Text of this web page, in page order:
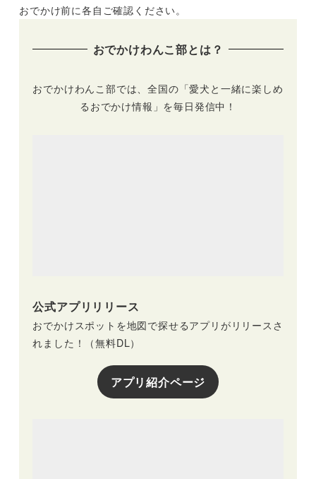
おでかけ前に各自ご確認ください。
おでかけわんこ部とは？
おでかけわんこ部では、全国の「愛犬と一緒に楽しめ
るおでかけ情報」を毎日発信中！
公式アプリリリース
おでかけスポットを地図で探せるアプリがリリースさ
れました！（無料DL）
アプリ紹介ページ